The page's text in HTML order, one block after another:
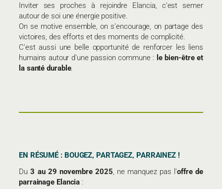
Inviter ses proches à rejoindre Elancia, c’est semer
autour de soi une énergie positive.
On se motive ensemble, on s’encourage, on partage des
victoires, des efforts et des moments de complicité.
C’est aussi une belle opportunité de renforcer les liens
humains autour d’une passion commune : le bien-être et
la santé durable.
EN RÉSUMÉ : BOUGEZ, PARTAGEZ, PARRAINEZ !
Du3 au 29 novembre 2025, ne manquez pas l’offre de
parrainage Elancia :